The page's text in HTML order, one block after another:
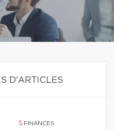
D'ARTICLES
FINANCES